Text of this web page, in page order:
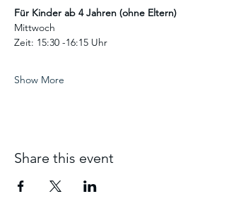
Für Kinder ab 4 Jahren (ohne Eltern)
Mittwoch
Zeit: 15:30 -16:15 Uhr
Show More
Share this event